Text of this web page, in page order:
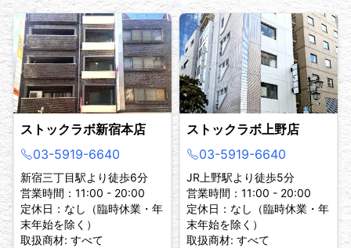
ストックラボ新宿本店
03-5919-6640
新宿三丁目駅より徒歩6分
営業時間：11:00 - 20:00
定休日：なし（臨時休業・年
末年始を除く）
取扱商材: すべて
ストックラボ上野店
03-5919-6640
JR上野駅より徒歩5分
営業時間：11:00 - 20:00
定休日：なし（臨時休業・年
末年始を除く）
取扱商材: すべて